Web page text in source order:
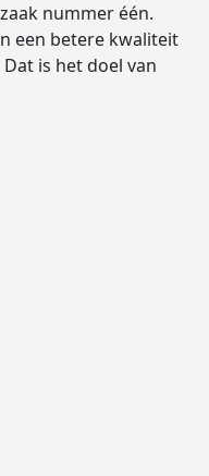
nummer één.
een betere kwaliteit
is het doel van